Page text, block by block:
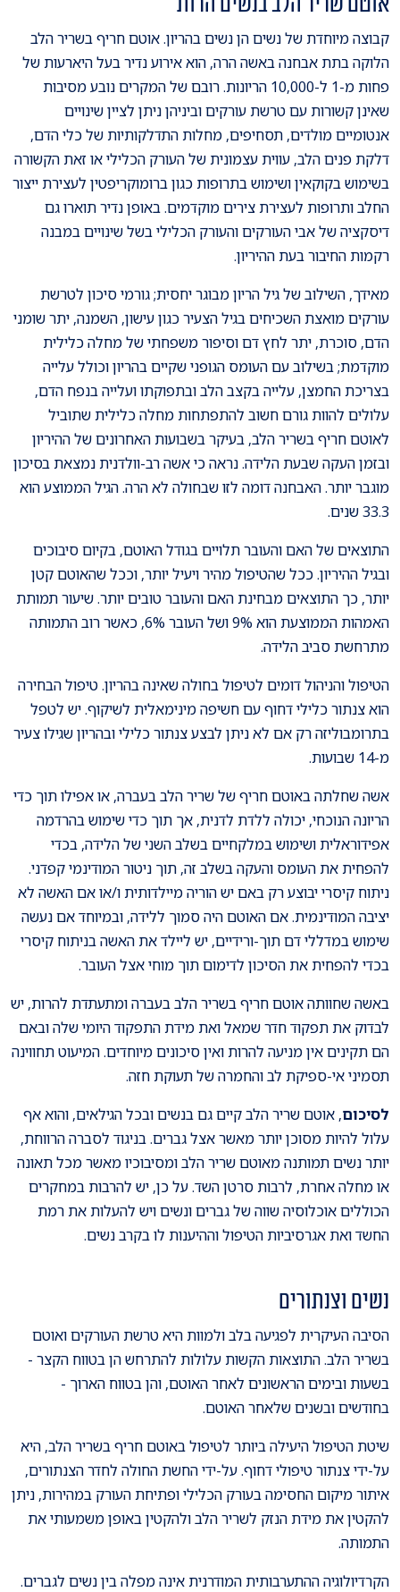
קבוצה מיוחדת של נשים הן נשים בהריון. אוטם חריף בשריר הלב
הלוקה בתת אבחנה באשה הרה, הוא אירוע נדיר בעל היארעות של
פחות מ-1 ל-10,000 הריונות. רובם של המקרים נובע מסיבות
שאינן קשורות עם טרשת עורקים וביניהן ניתן לציין שינויים
אנטומיים מולדים, תסחיפים, מחלות התדלקותיות של כלי הדם,
דלקת פנים הלב, עווית עצמונית של העורק הכלילי או זאת הקשורה
בשימוש בקוקאין ושימוש בתרופות כגון ברומוקריפטין לעצירת ייצור
החלב ותרופות לעצירת צירים מוקדמים. באופן נדיר תוארו גם
דיסקציה של אבי העורקים והעורק הכלילי בשל שינויים במבנה
רקמות החיבור בעת ההיריון.
מאידך, השילוב של גיל הריון מבוגר יחסית; גורמי סיכון לטרשת
עורקים מואצת השכיחים בגיל הצעיר כגון עישון, השמנה, יתר שומני
הדם, סוכרת, יתר לחץ דם וסיפור משפחתי של מחלה כלילית
מוקדמת; בשילוב עם העומס הגופני שקיים בהריון וכולל עלייה
בצריכת החמצן, עלייה בקצב הלב ובתפוקתו ועלייה בנפח הדם,
עלולים להוות גורם חשוב להתפתחות מחלה כלילית שתוביל
לאוטם חריף בשריר הלב, בעיקר בשבועות האחרונים של ההיריון
ובזמן העקה שבעת הלידה. נראה כי אשה רב-וולדנית נמצאת בסיכון
מוגבר יותר. האבחנה דומה לזו שבחולה לא הרה. הגיל הממוצע הוא
33.3 שנים.
התוצאים של האם והעובר תלויים בגודל האוטם, בקיום סיבוכים
ובגיל ההיריון. ככל שהטיפול מהיר ויעיל יותר, וככל שהאוטם קטן
יותר, כך התוצאים מבחינת האם והעובר טובים יותר. שיעור תמותת
האמהות הממוצעת הוא 9% ושל העובר 6%, כאשר רוב התמותה
מתרחשת סביב הלידה.
הטיפול והניהול דומים לטיפול בחולה שאינה בהריון. טיפול הבחירה
הוא צנתור כלילי דחוף עם חשיפה מינימאלית לשיקוף. יש לטפל
בתרומבוליזה רק אם לא ניתן לבצע צנתור כלילי ובהריון שגילו צעיר
מ-14 שבועות.
אשה שחלתה באוטם חריף של שריר הלב בעברה, או אפילו תוך כדי
הריונה הנוכחי, יכולה ללדת לדנית, אך תוך כדי שימוש בהרדמה
אפידוראלית ושימוש במלקחיים בשלב השני של הלידה, בכדי
להפחית את העומס והעקה בשלב זה, תוך ניטור המודינמי קפדני.
ניתוח קיסרי יבוצע רק באם יש הוריה מיילדותית ו/או אם האשה לא
יציבה המודינמית. אם האוטם היה סמוך ללידה, ובמיוחד אם נעשה
שימוש במדללי דם תוך-ורידיים, יש ליילד את האשה בניתוח קיסרי
בכדי להפחית את הסיכון לדימום תוך מוחי אצל העובר.
באשה שחוותה אוטם חריף בשריר הלב בעברה ומתעתדת להרות, יש
לבדוק את תפקוד חדר שמאל ואת מידת התפקוד היומי שלה ובאם
הם תקינים אין מניעה להרות ואין סיכונים מיוחדים. המיעוט תחווינה
תסמיני אי-ספיקת לב והחמרה של תעוקת חזה.
לסיכום, אוטם שריר הלב קיים גם בנשים ובכל הגילאים, והוא אף
עלול להיות מסוכן יותר מאשר אצל גברים. בניגוד לסברה הרווחת,
יותר נשים תמותנה מאוטם שריר הלב ומסיבוכיו מאשר מכל תאונה
או מחלה אחרת, לרבות סרטן השד. על כן, יש להרבות במחקרים
הכוללים אוכלוסיה שווה של גברים ונשים ויש להעלות את רמת
החשד ואת אגרסיביות הטיפול וההיענות לו בקרב נשים.
נשים וצנתורים
הסיבה העיקרית לפגיעה בלב ולמוות היא טרשת העורקים ואוטם
בשריר הלב. התוצאות הקשות עלולות להתרחש הן בטווח הקצר -
בשעות ובימים הראשונים לאחר האוטם, והן בטווח הארוך -
בחודשים ובשנים שלאחר האוטם.
שיטת הטיפול היעילה ביותר לטיפול באוטם חריף בשריר הלב, היא
על-ידי צנתור טיפולי דחוף. על-ידי החשת החולה לחדר הצנתורים,
איתור מיקום החסימה בעורק הכלילי ופתיחת העורק במהירות, ניתן
להקטין את מידת הנזק לשריר הלב ולהקטין באופן משמעותי את
התמותה.
הקרדיולוגיה ההתערבותית המודרנית אינה מפלה בין נשים לגברים.